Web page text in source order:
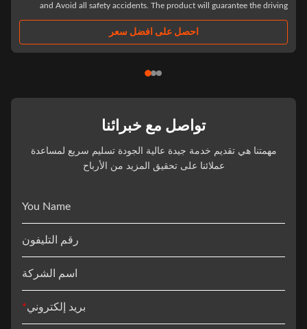
and Avoid all safety accidents. The product will guarantee the
احصل على افضل سعر
تواصل مع خبرائنا
مهمتنا هي تقديم خدمة جيدة عالية الجودة تسليم سريع لمساعدة
عملائنا على تحقيق المزيد من الأرباح
You Name
رقم التليفون
اسم الشركة
بريد إلكتروني*